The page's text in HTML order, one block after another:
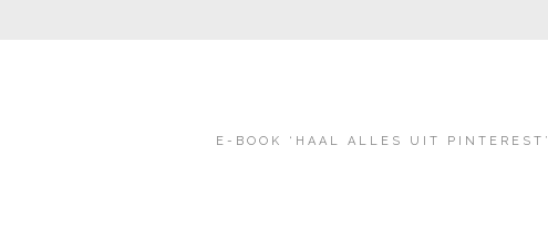
E-BOOK ‘HAAL ALLES UIT PINTEREST’